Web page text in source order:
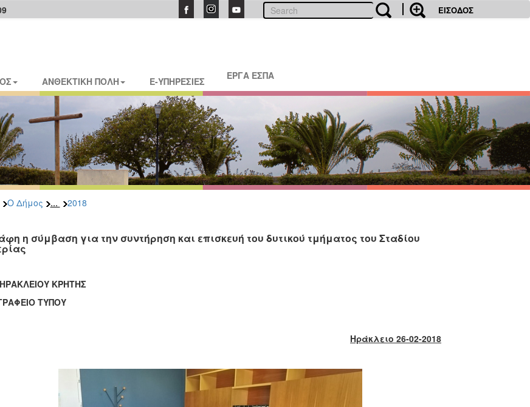
ΕΙΣΟΔΟΣ
ΑΝΘΕΚΤΙΚΗ ΠΟΛΗ E-ΥΠΗΡΕΣΙΕΣ ΕΡΓΑ ΕΣΠΑ
Ο Δήμος ... 2018
η σύμβαση για την συντήρηση και επισκευή του δυτικού τμήματος του Σταδίου
ΚΡΗΤΗΣ
ΤΥΠΟΥ
Ηράκλειο 26-02-2018